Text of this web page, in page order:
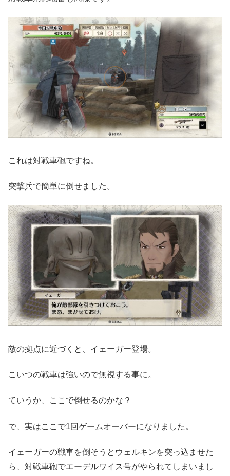
これは対戦車砲ですね。
突撃兵で簡単に倒せました。
敵の拠点に近づくと、イェーガー登場。
こいつの戦車は強いので無視する事に。
ていうか、ここで倒せるのかな？
で、実はここで1回ゲームオーバーになりました。
イェーガーの戦車を倒そうとウェルキンを突っ込ませた
ら、対戦車砲でエーデルワイス号がやられてしまいまし